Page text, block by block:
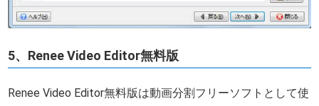
5、Renee Video Editor無料版
Renee Video Editor無料版は動画分割フリーソフトとして使